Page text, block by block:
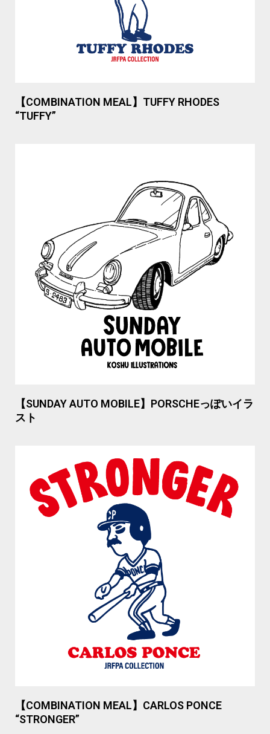
【COMBINATION MEAL】TUFFY RHODES
“TUFFY”
【SUNDAY AUTO MOBILE】PORSCHEっぽいイラ
スト
【COMBINATION MEAL】CARLOS PONCE
“STRONGER”